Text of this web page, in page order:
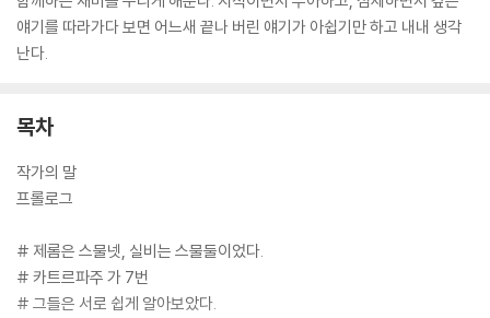
얘기를 따라가다 보면 어느새 끝나 버린 얘기가 아쉽기만 하고 내내 생각
난다.
목차
작가의 말
프롤로그
# 제롬은 스물넷, 실비는 스물둘이었다.
# 카트르파주 가 7번
# 그들은 서로 쉽게 알아보았다.